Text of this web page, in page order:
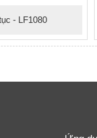
- LF1080